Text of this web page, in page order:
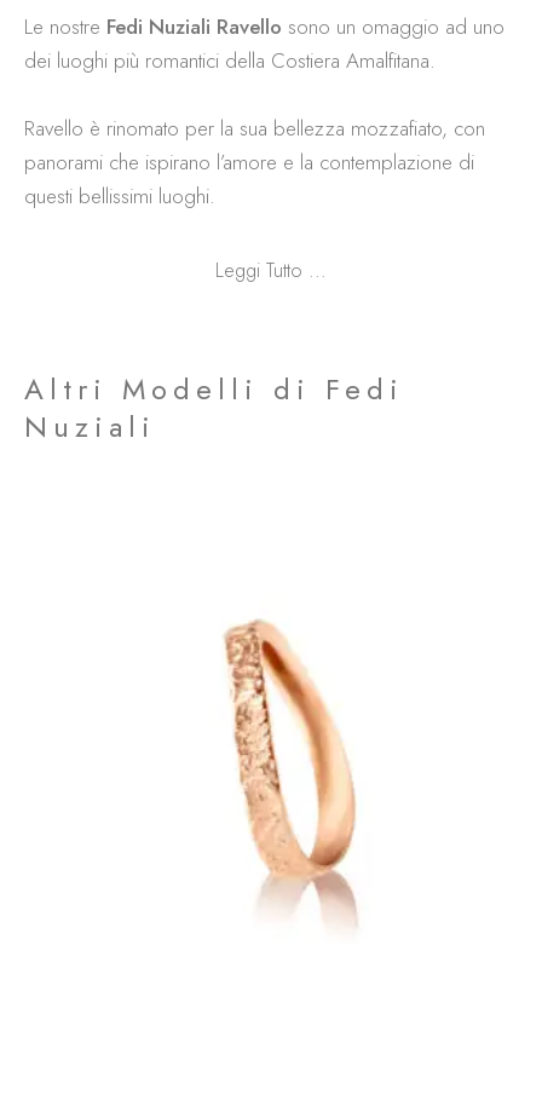
Le nostre Fedi Nuziali Ravello sono un omaggio ad uno
dei luoghi più romantici della Costiera Amalfitana.
Ravello è rinomato per la sua bellezza mozzafiato, con
panorami che ispirano l’amore e la contemplazione di
questi bellissimi luoghi.
Leggi Tutto ...
Altri Modelli di Fedi
Nuziali